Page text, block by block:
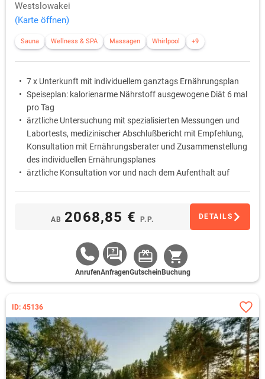
Westslowakei
(Karte öffnen)
Sauna Wellness & SPA Massagen Whirlpool +9
7 x Unterkunft mit individuellem ganztags Ernährungsplan
Speiseplan: kalorienarme Nährstoff ausgewogene Diät 6 mal
pro Tag
ärztliche Untersuchung mit spezialisierten Messungen und
Labortests, medizinischer Abschlußbericht mit Empfehlung,
Konsultation mit Ernährungsberater und Zusammenstellung
des individuellen Ernährungsplanes
ärztliche Konsultation vor und nach dem Aufenthalt auf
Trinkkuren, gezielte Stoffwechselmessungen und natürliche
Ergänzungsmittel
Arztvorschrift basierend auf dem aktuellen
Gesundheitszustand*
AB 2068,85 €P.P. DETAILS
AnrufenAnfragenGutschein Buchung
ID: 45136